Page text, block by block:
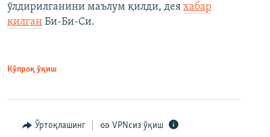
ўлдирилганини маълум қилди, дея хабар
қилган Би-Би-Си.
Кўпроқ ўқиш
Ўртоқлашинг VPNсиз ўқиш